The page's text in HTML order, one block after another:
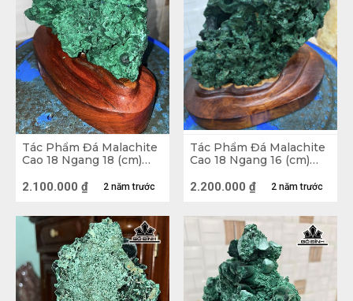
mang đến sự bình an, may mắn, vui vẻ
Sứ mệnh chủ yếu của đá Khổng Tước
chính là mang đến những nguồn năng
lượng tích cực, xua tan đi hết những
buồn phiền, tổn thương của bạn giúp
bạn luôn được nhận những điều tích
cực và tươi đẹp trong cuộc sống
Nếu như gia chủ là một người nóng
tính thì đá Khổng Tước rất hợp giúp
bạn có thể kiềm chế tốt cảm xúc, giảm
được cơn nóng giận và suy nghĩ tích
cực hơn
Tác Phẩm Đá Malachite
Cao 18 Ngang 18 (cm)
2 năm trước
2.100.000 ₫
Tác Phẩm Đá Malachite
Cao 18 Ngang 16 (cm)
2 năm trước
2.200.000 ₫